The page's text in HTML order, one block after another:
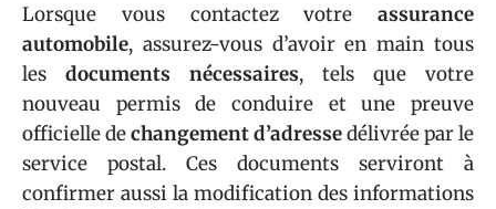
Lorsque vous contactez votre assurance
automobile, assurez-vous d’avoir en main tous
les documents nécessaires, tels que votre
nouveau permis de conduire et une preuve
officielle dechangement d’adressedélivrée par le
service postal. Ces documents serviront à
confirmer aussi la modification des informations